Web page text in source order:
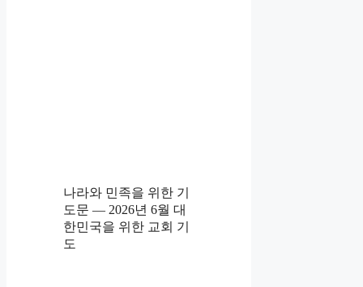
나라와 민족을 위한 기
도문 — 2026년 6월 대
한민국을 위한 교회 기
도